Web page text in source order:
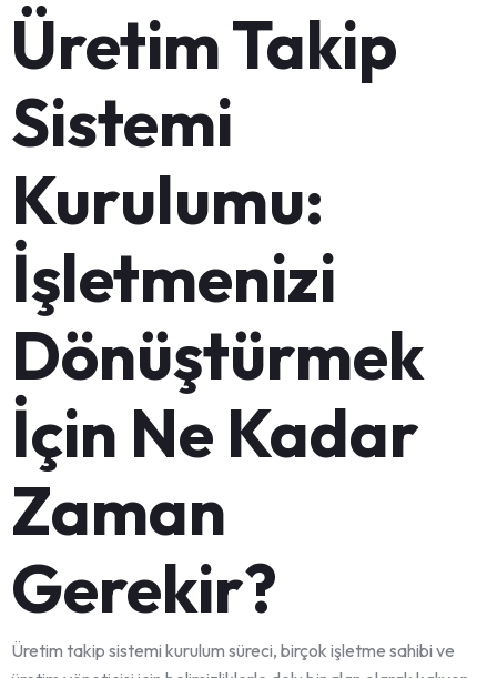
Üretim Takip
Sistemi
Kurulumu:
İşletmenizi
Dönüştürmek
İçin Ne Kadar
Zaman
Gerekir?
Üretim takip sistemi kurulum süreci, birçok işletme sahibi ve